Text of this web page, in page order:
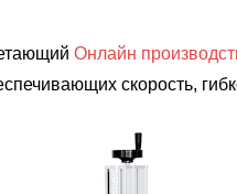
Онлайн
скорость,